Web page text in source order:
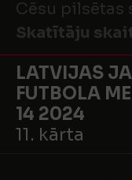
Cēsu pilsētas
Skatītāju
LATVIJAS
FUTBOLA
14 2024
11. kārta